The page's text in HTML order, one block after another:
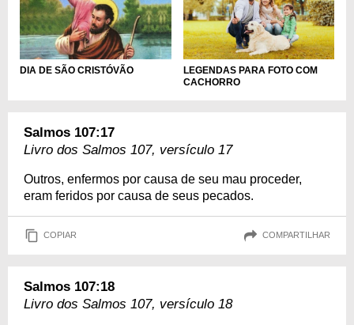
DIA DE SÃO CRISTÓVÃO
LEGENDAS PARA FOTO COM
CACHORRO
Salmos 107:17
Livro dos Salmos 107, versículo 17
Outros, enfermos por causa de seu mau proceder,
eram feridos por causa de seus pecados.
COPIAR COMPARTILHAR
Salmos 107:18
Livro dos Salmos 107, versículo 18